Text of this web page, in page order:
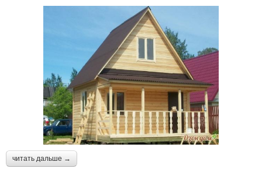
читать дальше →